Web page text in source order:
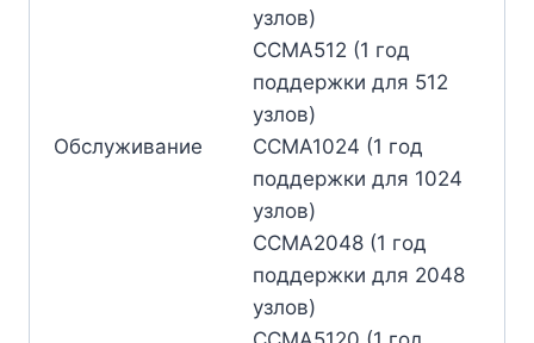
Обслуживание
узлов)
CCMA512 (1 год
поддержки для 512
узлов)
CCMA1024 (1 год
поддержки для 1024
узлов)
CCMA2048 (1 год
поддержки для 2048
узлов)